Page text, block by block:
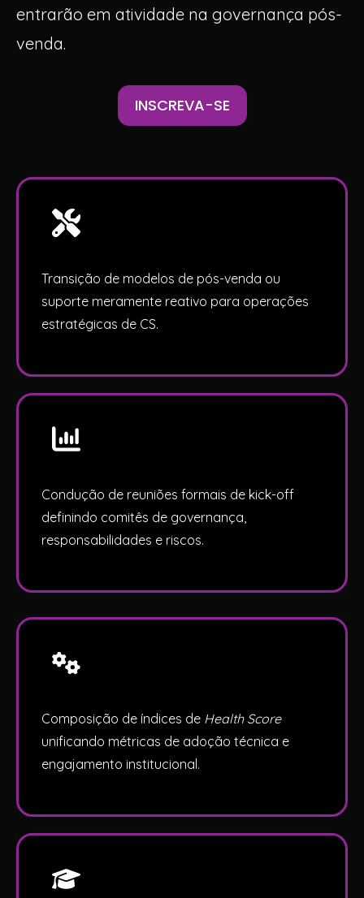
entrarão em atividade na governança pós-
venda.
INSCREVA-SE
Transição de modelos de pós-venda ou
suporte meramente reativo para operações
estratégicas de CS.
Condução de reuniões formais de kick-off
definindo comitês de governança,
responsabilidades e riscos.
Composição de índices de Health Score
unificando métricas de adoção técnica e
engajamento institucional.